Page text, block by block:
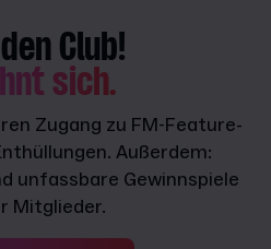
Club!
sich.
Zugang zu FM-Feature-
Außerdem:
unfassbare Gewinnspiele
Mitglieder.